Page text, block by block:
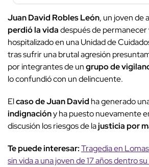
Juan David Robles León, un joven de
perdió la vidadespués de permanecer
hospitalizado en una Unidad de
tras sufrir una brutal agresión
por integrantes de ungrupo de
lo confundió con un delincuente.
Elcaso de Juan David ha generado
indignacióny ha puesto nuevamente
discusión los riesgos de lajusticia por
Te puede interesar:Tragedia en
sin vida a una joven de 17 años dentro su